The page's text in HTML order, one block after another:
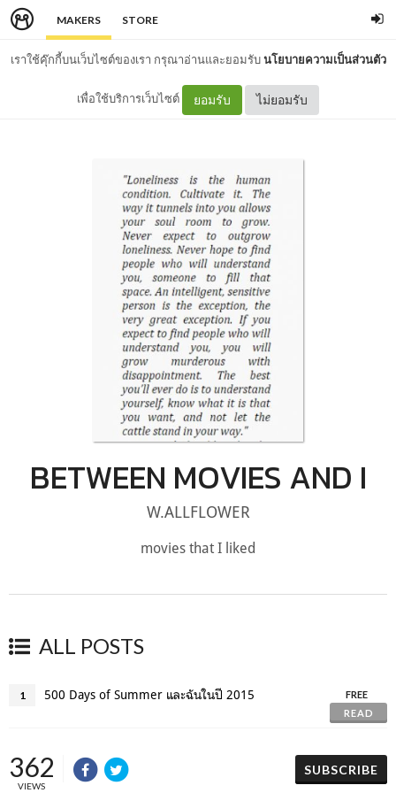
MAKERS STORE
เราใช้คุ๊กกี้บนเว็บไซต์ของเรา กรุณาอ่านและยอมรับนโยบายความเป็นส่วนตัว
เพื่อใช้บริการเว็บไซต์ ยอมรับ ไม่ยอมรับ
BETWEEN MOVIES AND I
W.ALLFLOWER
movies that I liked
ALL POSTS
1 500 Days of Summer และฉันในปี 2015
FREE
READ
362
VIEWS
SUBSCRIBE